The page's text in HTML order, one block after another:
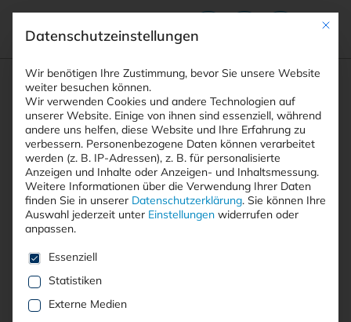
Suchfeld
Suchen
Breadcrumb-Navigation
STARTSEITE ORACLE E-BUSINESS SUITE
Alle Beiträge mit dem
Schlagwort “Oracle E-Business
Suite”
Mit
Datenschutzeinstellungen
Wir benötigen Ihre Zustimmung, bevor Sie unsere Website
weiter besuchen können.
Wir verwenden Cookies und andere Technologien auf
unserer Website. Einige von ihnen sind essenziell, während
andere uns helfen, diese Website und Ihre Erfahrung zu
verbessern. Personenbezogene Daten können verarbeitet
werden (z. B. IP-Adressen), z. B. für personalisierte
Anzeigen und Inhalte oder Anzeigen- und Inhaltsmessung.
Weitere Informationen über die Verwendung Ihrer Daten
finden Sie in unserer Datenschutzerklärung. Sie können Ihre
Auswahl jederzeit unter Einstellungen widerrufen oder
anpassen.
Es folgt eine Liste der Service-Gruppen, für die eine
Essenziell
Statistiken
Externe Medien